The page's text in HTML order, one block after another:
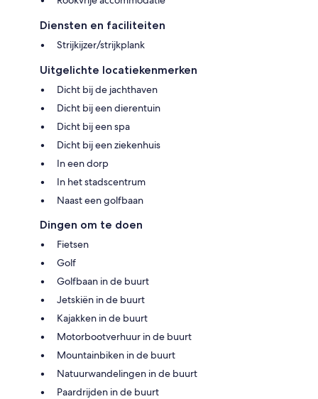
Diensten en faciliteiten
Strijkijzer/strijkplank
Uitgelichte locatiekenmerken
Dicht bij de jachthaven
Dicht bij een dierentuin
Dicht bij een spa
Dicht bij een ziekenhuis
In een dorp
In het stadscentrum
Naast een golfbaan
Dingen om te doen
Fietsen
Golf
Golfbaan in de buurt
Jetskiën in de buurt
Kajakken in de buurt
Motorbootverhuur in de buurt
Mountainbiken in de buurt
Natuurwandelingen in de buurt
Paardrijden in de buurt